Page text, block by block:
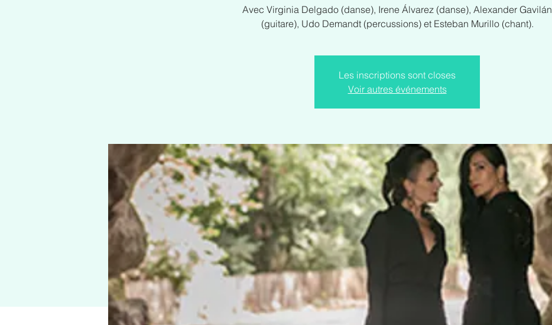
Avec Virginia Delgado (danse), Irene Álvarez (danse), Alexander Gavilán
(guitare), Udo Demandt (percussions) et Esteban Murillo (chant).
Les inscriptions sont closes
Voir autres événements